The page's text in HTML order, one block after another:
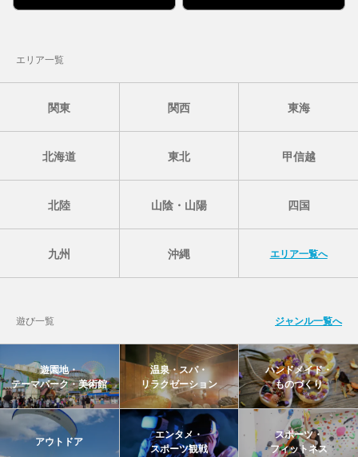
エリア一覧
関東 関西 東海
北海道 東北 甲信越
北陸 山陰・山陽 四国
九州 沖縄 エリア一覧へ
遊び一覧 ジャンル一覧へ
遊園地・
テーマパーク・美術館
温泉・スパ・
リラクゼーション
ハンドメイド・
ものづくり
アウトドア
エンタメ・
スポーツ観戦
スポーツ・
フィットネス